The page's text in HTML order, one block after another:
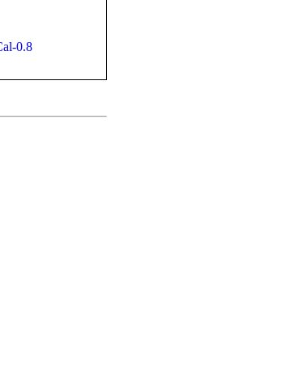
0.8